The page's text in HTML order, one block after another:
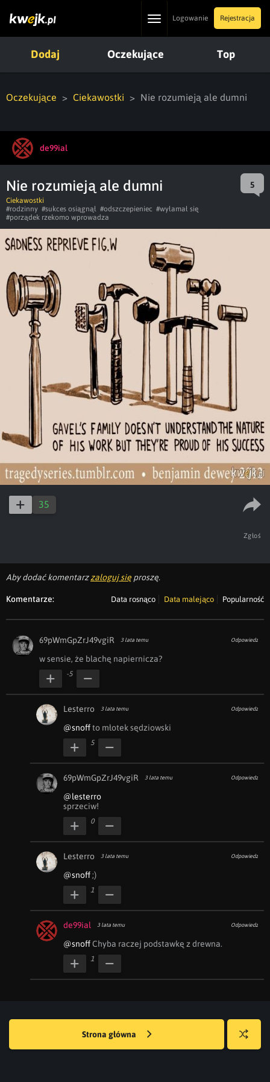
ToggleLogowanie Rejestracja
Dodaj Oczekujące Top
Oczekujące Ciekawostki Nie rozumieją ale dumni
de99ial
Nie rozumieją ale dumni 5
Ciekawostki
#rodzinny #sukces osiągnął #odszczepieniec #wyłamał się
#porządek rzekomo wprowadza
35
Zgłoś
Aby dodać komentarzzaloguj się proszę.
Komentarze: Data rosnąco Data malejąco Popularność
69pWmGpZrJ49vgiR 3 lata temu Odpowiedz
w sensie, że blachę napiernicza?
-5
Lesterro 3 lata temu Odpowiedz
@snoff to młotek sędziowski
5
69pWmGpZrJ49vgiR 3 lata temu Odpowiedz
@lesterro
sprzeciw!
0
Lesterro 3 lata temu Odpowiedz
@snoff ;)
1
de99ial 3 lata temu Odpowiedz
@snoff Chyba raczej podstawkę z drewna.
1
Strona główna